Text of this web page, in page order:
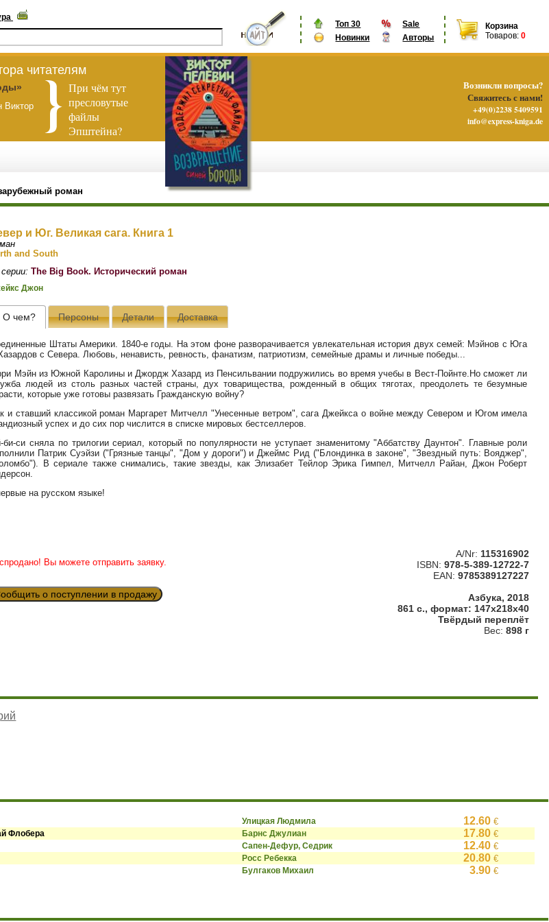
Топ 30
Sale
Новинки
Авторы
Корзина
Товаров: 0
читателям
Виктор
При чём тут
пресловутые
файлы
Эпштейна?
роман
и Юг. Великая сага. Книга 1
and South
The Big Book. Исторический роман
Джон
О чем? Персоны Детали Доставка
Штаты Америки. 1840-е годы. На этом фоне разворачивается увлекательная история двух семей: Мэйнов с Юга
с Севера. Любовь, ненависть, ревность, фанатизм, патриотизм, семейные драмы и личные победы...
Мэйн из Южной Каролины и Джордж Хазард из Пенсильвании подружились во время учебы в Вест-Пойнте.Но сможет ли
людей из столь разных частей страны, дух товарищества, рожденный в общих тяготах, преодолеть те безумные
которые уже готовы развязать Гражданскую войну?
и ставший классикой роман Маргарет Митчелл "Унесенные ветром", сага Джейкса о войне между Севером и Югом имела
успех и до сих пор числится в списке мировых бестселлеров.
би-си сняла по трилогии сериал, который по популярности не уступает знаменитому "Аббатству Даунтон". Главные роли
Патрик Суэйзи ("Грязные танцы", "Дом у дороги") и Джеймс Рид ("Блондинка в законе", "Звездный путь: Вояджер",
В сериале также снимались, такие звезды, как Элизабет Тейлор Эрика Гимпел, Митчелл Райан, Джон Роберт
на русском языке!
Вы можете отправить заявку.
о поступлении в продажу
A/Nr: 115316902
ISBN: 978-5-389-12722-7
EAN: 9785389127227
Азбука, 2018
861 с., формат: 147x218x40
Твёрдый переплёт
Вес: 898 г
Улицкая Людмила 12.60€
Флобера Барнс Джулиан 17.80€
Сапен-Дефур, Седрик 12.40€
Росс Ребекка 20.80€
Булгаков Михаил 3.90€
Возникли вопросы?
Свяжитесь с нами!
+49(0)2238 5409591
info@express-kniga.de